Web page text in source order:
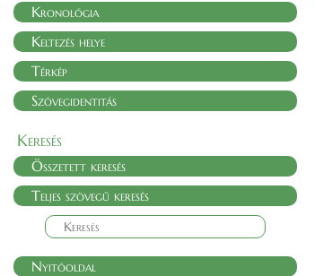
Kronológia
Keltezés helye
Térkép
Szövegidentitás
Keresés
Összetett keresés
Teljes szövegű keresés
Nyitóoldal